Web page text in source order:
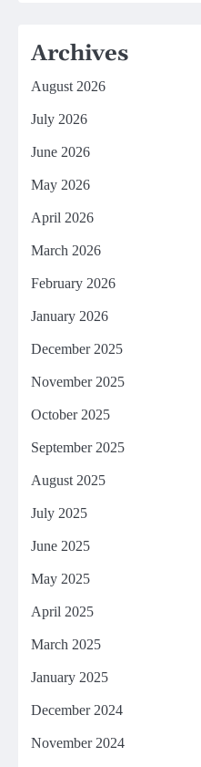
Archives
August 2026
July 2026
June 2026
May 2026
April 2026
March 2026
February 2026
January 2026
December 2025
November 2025
October 2025
September 2025
August 2025
July 2025
June 2025
May 2025
April 2025
March 2025
January 2025
December 2024
November 2024